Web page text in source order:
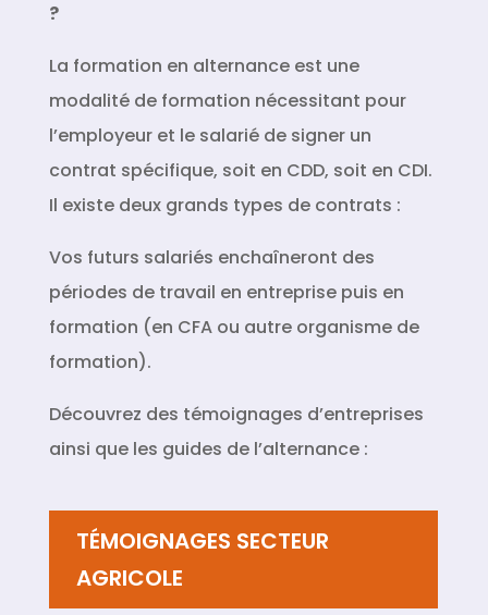
?
La formation en alternance est une
modalité de formation nécessitant pour
l’employeur et le salarié de signer un
contrat spécifique, soit en CDD, soit en CDI.
Il existe deux grands types de contrats :
Vos futurs salariés enchaîneront des
périodes de travail en entreprise puis en
formation (en CFA ou autre organisme de
formation).
Découvrez des témoignages d’entreprises
ainsi que les guides de l’alternance :
TÉMOIGNAGES SECTEUR
AGRICOLE